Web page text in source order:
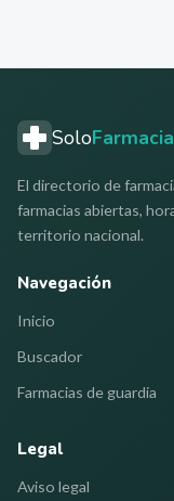
Solo
El directorio de
farmacias abiertas,
territorio nacional.
Navegación
Inicio
Buscador
Farmacias de guardia
Legal
Aviso legal